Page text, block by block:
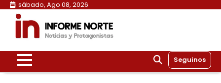
Skip
content
sábado, Ago 08, 2026
Seguinos